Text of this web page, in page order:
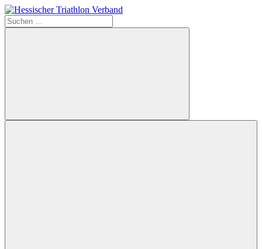
Zum
Inhalt
springen
Hessischer
Suchen
nach:
Suchen